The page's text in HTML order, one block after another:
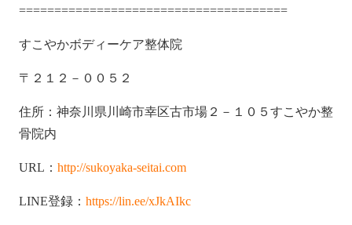
======================================
すこやかボディーケア整体院
〒２１２－００５２
住所：神奈川県川崎市幸区古市場２－１０５すこやか整
骨院内
URL： http://sukoyaka-seitai.com
LINE登録： https://lin.ee/xJkAIkc